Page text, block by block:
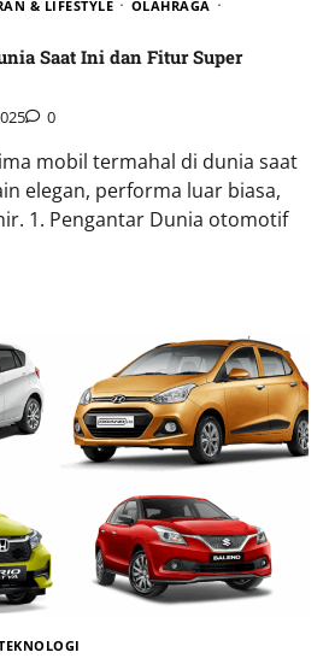
& LIFESTYLE
OLAHRAGA
Saat Ini dan Fitur Super
0
mobil termahal di dunia saat
elegan, performa luar biasa,
1. Pengantar Dunia otomotif